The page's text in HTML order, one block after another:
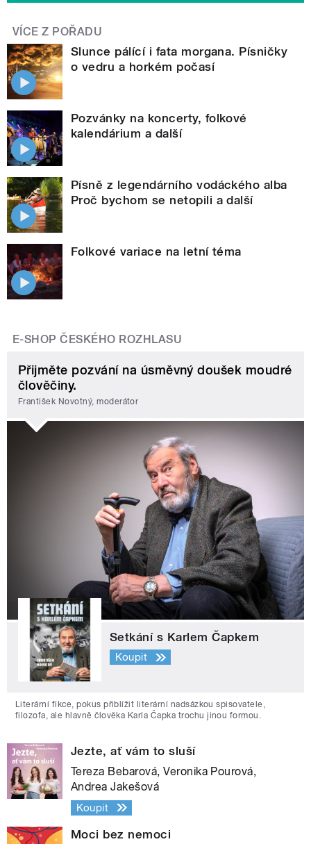
VÍCE Z POŘADU
Slunce pálící i fata morgana. Písničky
o vedru a horkém počasí
Pozvánky na koncerty, folkové
kalendárium a další
Písně z legendárního vodáckého alba
Proč bychom se netopili a další
Folkové variace na letní téma
E-SHOP ČESKÉHO ROZHLASU
Přijměte pozvání na úsměvný doušek moudré
člověčiny.
František Novotný, moderátor
Setkání s Karlem Čapkem
Koupit
Literární fikce, pokus přiblížit literární nadsázkou spisovatele,
filozofa, ale hlavně člověka Karla Čapka trochu jinou formou.
Jezte, ať vám to sluší
Tereza Bebarová, Veronika Pourová,
Andrea Jakešová
Koupit
Moci bez nemoci